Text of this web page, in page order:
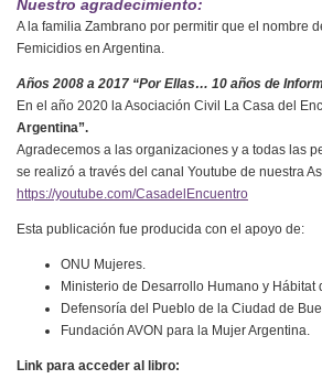
Nuestro agradecimiento:
A la familia Zambrano por permitir que el nombre
Femicidios en Argentina.
Años 2008 a 2017 “Por Ellas… 10 años de
En el año 2020 la Asociación Civil La Casa del
Argentina”.
Agradecemos a las organizaciones y a todas las
se realizó a través del canal Youtube de nuestra
https://youtube.com/CasadelEncuentro
Esta publicación fue producida con el apoyo de:
ONU Mujeres.
Ministerio de Desarrollo Humano y Hábitat
Defensoría del Pueblo de la Ciudad de
Fundación AVON para la Mujer Argentina.
Link para acceder al libro: